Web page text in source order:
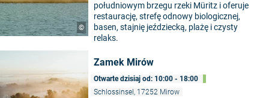
©
południowym brzegu rzeki Müritz i oferuje
restaurację, strefę odnowy biologicznej,
basen, stajnię jeździecką, plażę i czysty
relaks.
Zamek Mirów
Otwarte dzisiaj od: 10:00 - 18:00
Schlossinsel, 17252 Mirow